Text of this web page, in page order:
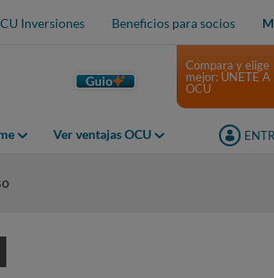
Inversiones Beneficios para socios
Guio
Ver ventajas OCU
Compara y elige
mejor: ÚNETE A
OCU